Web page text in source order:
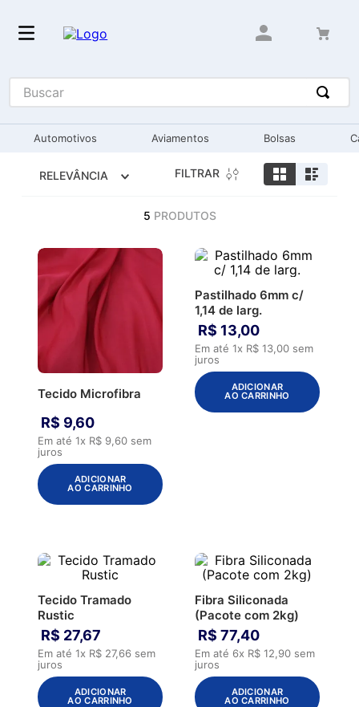
Buscar
Automotivos Aviamentos Bolsas
RELEVÂNCIA FILTRAR
5 PRODUTOS
Tecido Microfibra
R$ 9,60
Em até1x R$ 9,60 sem
juros
ADICIONAR
AO CARRINHO
Pastilhado 6mm c/
1,14 de larg.
R$ 13,00
Em até 1x R$ 13,00 sem
juros
ADICIONAR
AO CARRINHO
Tecido Tramado
Rustic
R$ 27,67
Em até1x R$ 27,66 sem
juros
ADICIONAR
AO CARRINHO
Fibra Siliconada
(Pacote com 2kg)
R$ 77,40
Em até 6x R$ 12,90 sem
juros
ADICIONAR
AO CARRINHO